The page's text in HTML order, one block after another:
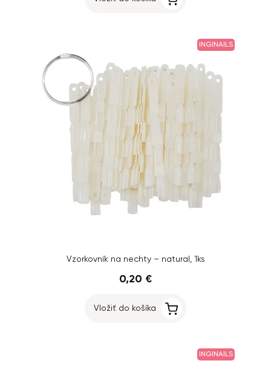
INGINAILS
Vzorkovník na nechty – natural, 1ks
0,20 €
Vložiť do košíka
INGINAILS